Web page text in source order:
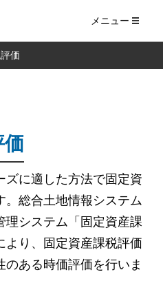
メニュー
価
価
ズに適した方法で固定資
。総合土地情報システム
理システム「固定資産課
より、固定資産課税評価
ある時価評価を行いま